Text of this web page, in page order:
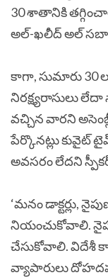
30 శాతానికి
అల్‌-ఖలీద్‌ అల్‌ సబా
కాగా, సుమారు 30
నిరక్ష్యరాసులు
వచ్చిన వారని
పేర్కొనట్లు కువైట్‌
అవసరం లేదని
‘మనం డాక్టర్లు,
నియంచుకోవాలి.
చేసుకోవాలి. విదేశీ
వ్యాపారులు